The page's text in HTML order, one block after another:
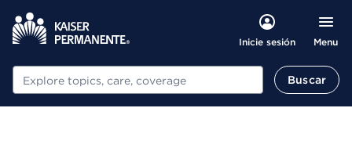
Inicie sesión Menu
Buscar Buscar